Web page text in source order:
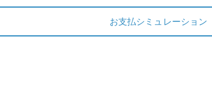
お支払シミュレーション